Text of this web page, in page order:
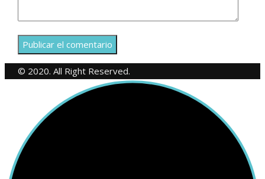
© 2020. All Right Reserved.